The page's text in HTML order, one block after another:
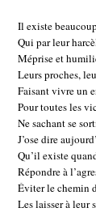
Il existe
Qui par leur
Méprise et
Leurs proches,
Faisant vivre un
Pour toutes les
Ne sachant se
J’ose dire
Qu’il existe
Répondre à
Éviter le chemin
Les laisser à leur